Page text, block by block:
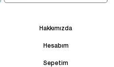
Hakkımızda
Hesabım
Sepetim